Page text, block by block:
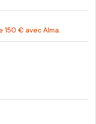
150 € avec Alma.